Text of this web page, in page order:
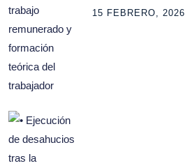
15 FEBRERO, 2026